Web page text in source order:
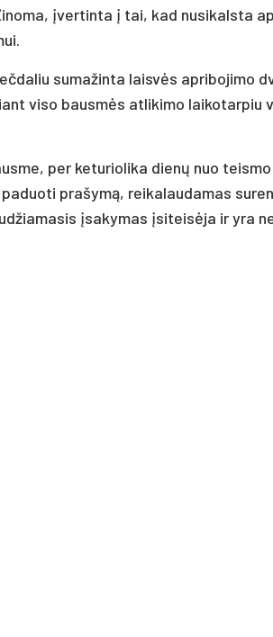
įvertinta į tai, kad nusikalsta
sumažinta laisvės apribojimo
viso bausmės atlikimo laikotarpiu
per keturiolika dienų nuo
prašymą, reikalaudamas
įsakymas įsiteisėja ir yra